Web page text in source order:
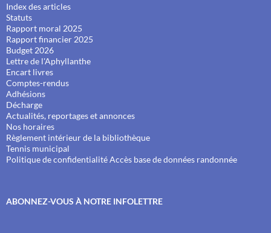
Index des articles
Statuts
Rapport moral 2025
Rapport financier 2025
Budget 2026
Lettre de l'Aphyllanthe
Encart livres
Comptes-rendus
Adhésions
Décharge
Actualités, reportages et annonces
Nos horaires
Règlement intérieur de la bibliothèque
Tennis municipal
Politique de confidentialitéAccès base de données randonnée
ABONNEZ-VOUS À NOTRE INFOLETTRE